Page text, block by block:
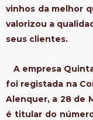
vinhos da melhor
valorizou a
seus clientes.
A empresa
foi registada na
Alenquer, a 28 de
é titular do